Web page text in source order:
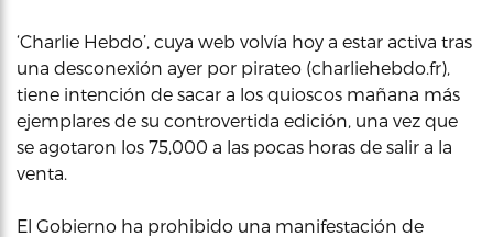
‘Charlie Hebdo’, cuya web volvía hoy a estar activa tras
una desconexión ayer por pirateo (charliehebdo.fr),
tiene intención de sacar a los quioscos mañana más
ejemplares de su controvertida edición, una vez que
se agotaron los 75,000 a las pocas horas de salir a la
venta.
El Gobierno ha prohibido una manifestación de